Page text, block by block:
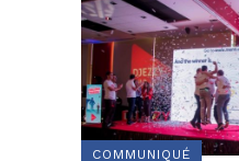
COMMUNIQUÉ